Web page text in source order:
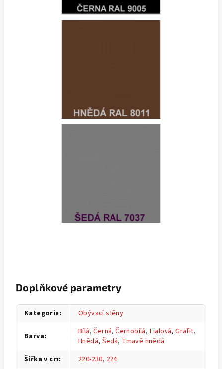
Doplňkové parametry
Kategorie: Obývací stěny
Barva: Bílá,Černá,Černobílá, Fialová,Grafit,
Hnědá, Šedá, Tmavě hnědá
Šířka v cm: 220-230, 224